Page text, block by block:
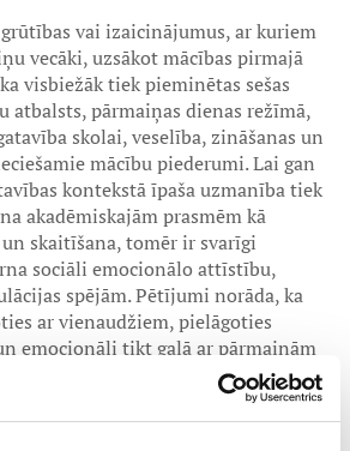
vai izaicinājumus, ar kuriem
vecāki, uzsākot mācības pirmajā
visbiežāk tiek pieminētas sešas
atbalsts, pārmaiņas dienas režīmā,
skolai, veselība, zināšanas un
mācību piederumi. Lai gan
kontekstā īpaša uzmanība tiek
akadēmiskajām prasmēm kā
skaitīšana, tomēr ir svarīgi
sociāli emocionālo attīstību,
spējām. Pētījumi norāda, ka
ar vienaudžiem, pielāgoties
emocionāli tikt galā ar pārmaiņām
skolā. Šajā bukletā vecāki atradīs
kā veidot pozitīvu emocionālo fonu
par skolu, kā palīdzēt justies